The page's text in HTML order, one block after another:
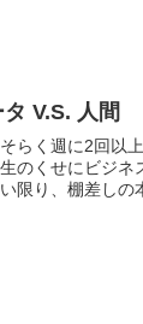
V.S. 人間
らく週に2回以
のくせにビジ
限り、棚差しの